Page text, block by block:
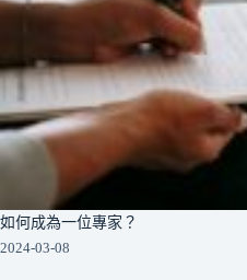
如何成為一位專家？
2024-03-08